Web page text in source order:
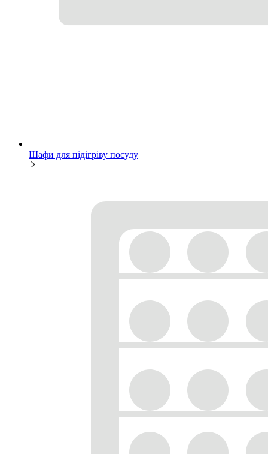
Шафи для підігріву посуду